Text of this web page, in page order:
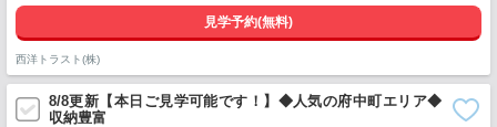
見学予約(無料)
西洋トラスト(株)
8/8更新【本日ご見学可能です！】◆人気の府中町エリア◆
収納豊富